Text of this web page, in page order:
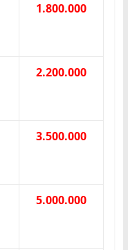
1.800.000
2.200.000
3.500.000
5.000.000